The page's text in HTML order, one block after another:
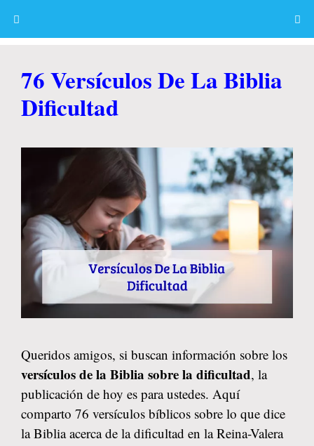
76 Versículos De La Biblia
Dificultad
Queridos amigos, si buscan información sobre los
versículos de la Biblia sobre la dificultad, la
publicación de hoy es para ustedes. Aquí
comparto 76 versículos bíblicos sobre lo que dice
la Biblia acerca de la dificultad en la Reina-Valera